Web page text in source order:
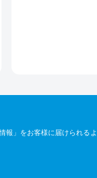
」をお客様に届けられるよ